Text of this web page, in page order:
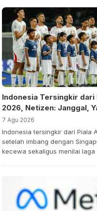
Indonesia Tersingkir dari
2026, Netizen: Janggal,
7 Agu 2026
Indonesia tersingkir dari Piala
setelah imbang dengan
kecewa sekaligus menilai laga